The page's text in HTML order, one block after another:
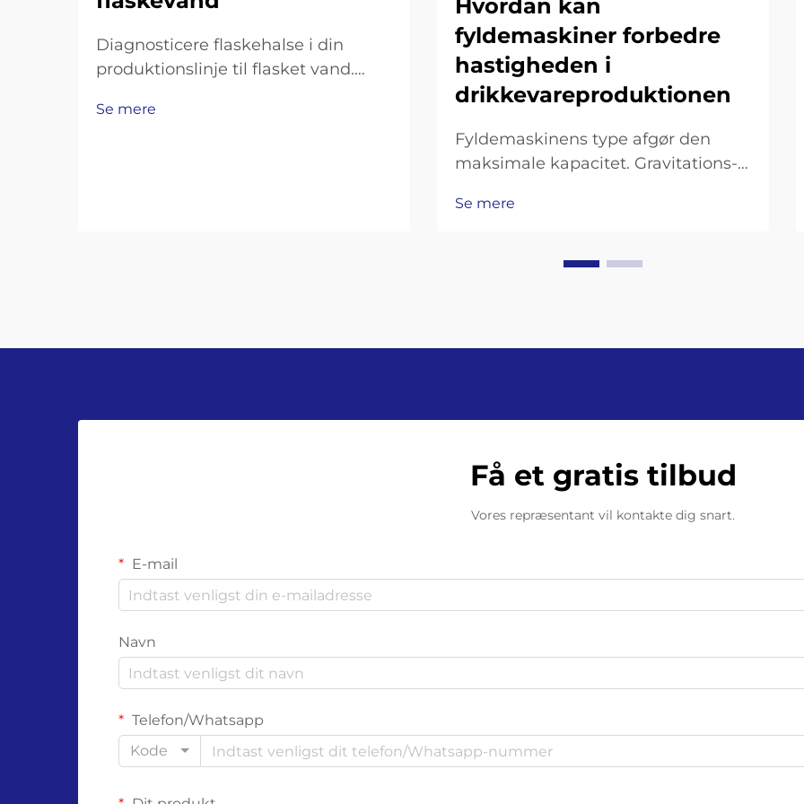
Diagnosticere flaskehalse i din
produktionslinje til flasket vand.
gennemløbsmængdeunderskud:
Se mere
Hvordan kan
fyldemaskiner forbedre
hastigheden i
drikkevareproduktionen
Fyldemaskinens type afgør den
maksimale kapacitet. Gravitations-,
Kompromis mellem hastighed og
Gravitationsfyldemaskiner fungerer
Se mere
Få et gratis tilbud
Vores repræsentant vil kontakte dig snart.
E-mail
Navn
Telefon/Whatsapp
Kode